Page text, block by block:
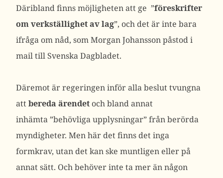
Däribland finns möjligheten att ge ”föreskrifter
om verkställighet av lag”, och det är inte bara
ifråga om nåd, som Morgan Johansson påstod i
mail till Svenska Dagbladet.
Däremot är regeringen inför alla beslut tvungna
attbereda ärendet och bland annat
inhämta ”behövliga upplysningar” från berörda
myndigheter. Men här det finns det inga
formkrav, utan det kan ske muntligen eller på
annat sätt. Och behöver inte ta mer än någon